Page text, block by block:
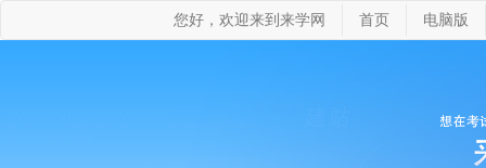
您好，欢迎来到来学网 首页 电脑版